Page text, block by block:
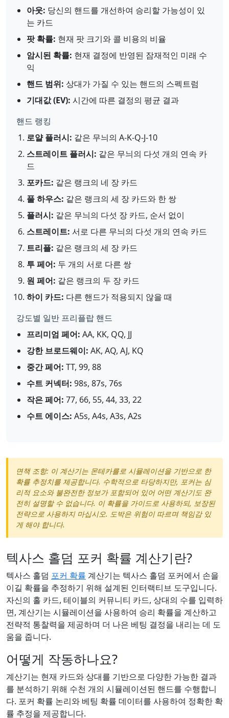
아웃: 당신의 핸드를 개선하여 승리할 가능성이 있
는 카드
팟 확률: 현재 팟 크기와 콜 비용의 비율
암시된 확률: 현재 결정에 반영된 잠재적인 미래 수
익
핸드 범위: 상대가 가질 수 있는 핸드의 스펙트럼
기대값 (EV): 시간에 따른 결정의 평균 결과
핸드 랭킹
로얄 플러시: 같은 무늬의 A-K-Q-J-10
스트레이트 플러시: 같은 무늬의 다섯 개의 연속 카
드
포카드: 같은 랭크의 네 장 카드
풀 하우스: 같은 랭크의 세 장 카드와 한 쌍
플러시: 같은 무늬의 다섯 장 카드, 순서 없이
스트레이트: 서로 다른 무늬의 다섯 개의 연속 카드
트리플: 같은 랭크의 세 장 카드
투 페어: 두 개의 서로 다른 쌍
원 페어: 같은 랭크의 두 장 카드
하이 카드: 다른 핸드가 적용되지 않을 때
강도별 일반 프리플랍 핸드
프리미엄 페어: AA, KK, QQ, JJ
강한 브로드웨이: AK, AQ, AJ, KQ
중간 페어: TT, 99, 88
수트 커넥터: 98s, 87s, 76s
작은 페어: 77, 66, 55, 44, 33, 22
수트 에이스: A5s, A4s, A3s, A2s
면책 조항: 이 계산기는 몬테카를로 시뮬레이션을 기반으로 한
확률 추정치를 제공합니다. 수학적으로 타당하지만, 포커는 심
리적 요소와 불완전한 정보가 포함되어 있어 어떤 계산기도 완
전히 설명할 수 없습니다. 이 확률을 가이드로 사용하되, 보장된
전략으로 사용하지 마십시오. 도박은 위험이 따르며 책임감 있
게 해야 합니다.
텍사스 홀덤 포커 확률 계산기란?
텍사스 홀덤 포커 확률 계산기는 텍사스 홀덤 포커에서 손을
이길 확률을 추정하기 위해 설계된 인터랙티브 도구입니다.
자신의 홀 카드, 테이블의 커뮤니티 카드, 상대의 수를 입력하
면, 계산기는 시뮬레이션을 사용하여 승리 확률을 계산하고
전략적 통찰력을 제공하며 더 나은 베팅 결정을 내리는 데 도
움을 줍니다.
어떻게 작동하나요?
계산기는 현재 카드와 상대를 기반으로 다양한 가능한 결과
를 분석하기 위해 수천 개의 시뮬레이션된 핸드를 수행합니
다. 포커 확률 논리와 베팅 확률 데이터를 사용하여 정확한 확
률 추정을 제공합니다.